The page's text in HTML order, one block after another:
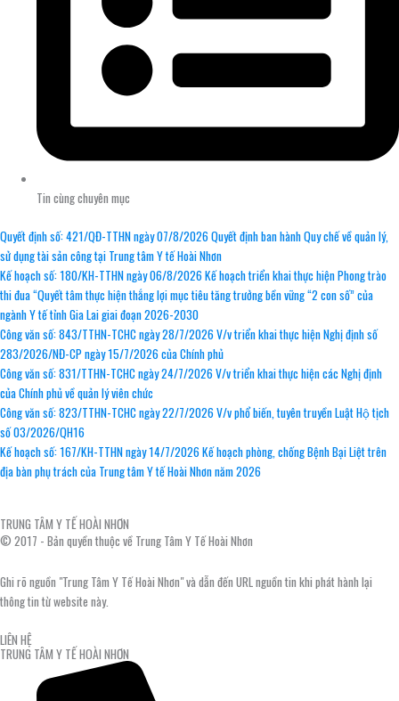
Tin cùng chuyên mục
Quyết định số: 421/QĐ-TTHN ngày 07/8/2026 Quyết định ban hành Quy chế về quản lý,
sử dụng tài sản công tại Trung tâm Y tế Hoài Nhơn
Kế hoạch số: 180/KH-TTHN ngày 06/8/2026 Kế hoạch triển khai thực hiện Phong trào
thi đua “Quyết tâm thực hiện thắng lợi mục tiêu tăng trưởng bền vững “2 con số” của
ngành Y tế tỉnh Gia Lai giai đoạn 2026-2030
Công văn số: 843/TTHN-TCHC ngày 28/7/2026 V/v triển khai thực hiện Nghị định số
283/2026/NĐ-CP ngày 15/7/2026 của Chính phủ
Công văn số: 831/TTHN-TCHC ngày 24/7/2026 V/v triển khai thực hiện các Nghị định
của Chính phủ về quản lý viên chức
Công văn số: 823/TTHN-TCHC ngày 22/7/2026 V/v phổ biến, tuyên truyền Luật Hộ tịch
số 03/2026/QH16
Kế hoạch số: 167/KH-TTHN ngày 14/7/2026 Kế hoạch phòng, chống Bệnh Bại Liệt trên
địa bàn phụ trách của Trung tâm Y tế Hoài Nhơn năm 2026
TRUNG TÂM Y TẾ HOÀI NHƠN
© 2017 - Bản quyền thuộc về Trung Tâm Y Tế Hoài Nhơn
Ghi rõ nguồn "Trung Tâm Y Tế Hoài Nhơn" và dẫn đến URL nguồn tin khi phát hành lại
thông tin từ website này.
LIÊN HỆ
TRUNG TÂM Y TẾ HOÀI NHƠN